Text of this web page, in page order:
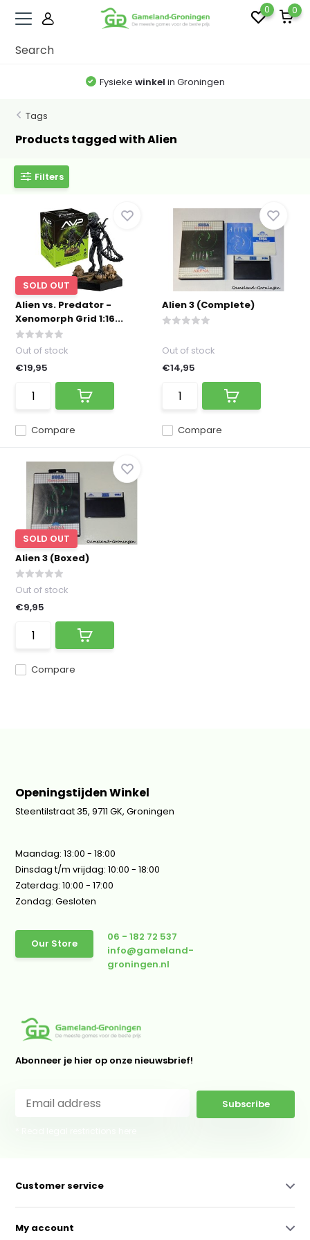
0 0
Fysieke winkel in Groningen
Tags
Products tagged with Alien
Filters
SOLD OUT
Alien vs. Predator -
Xenomorph Grid 1:16...
Compare
Out of stock
€19,95
Alien 3 (Complete)
Compare
Out of stock
€14,95
SOLD OUT
Alien 3 (Boxed)
Compare
Out of stock
€9,95
Openingstijden Winkel
Steentilstraat 35, 9711 GK, Groningen
Maandag: 13:00 - 18:00
Dinsdag t/m vrijdag: 10:00 - 18:00
Zaterdag: 10:00 - 17:00
Zondag: Gesloten
Our Store
06 - 182 72 537
info@gameland-
groningen.nl
Abonneer je hier op onze nieuwsbrief!
Subscribe
Customer service
My account